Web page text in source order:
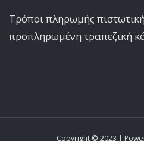
Τρόποι πληρωμής
προπληρωμένη τραπεζική
Copyright © 2023 |